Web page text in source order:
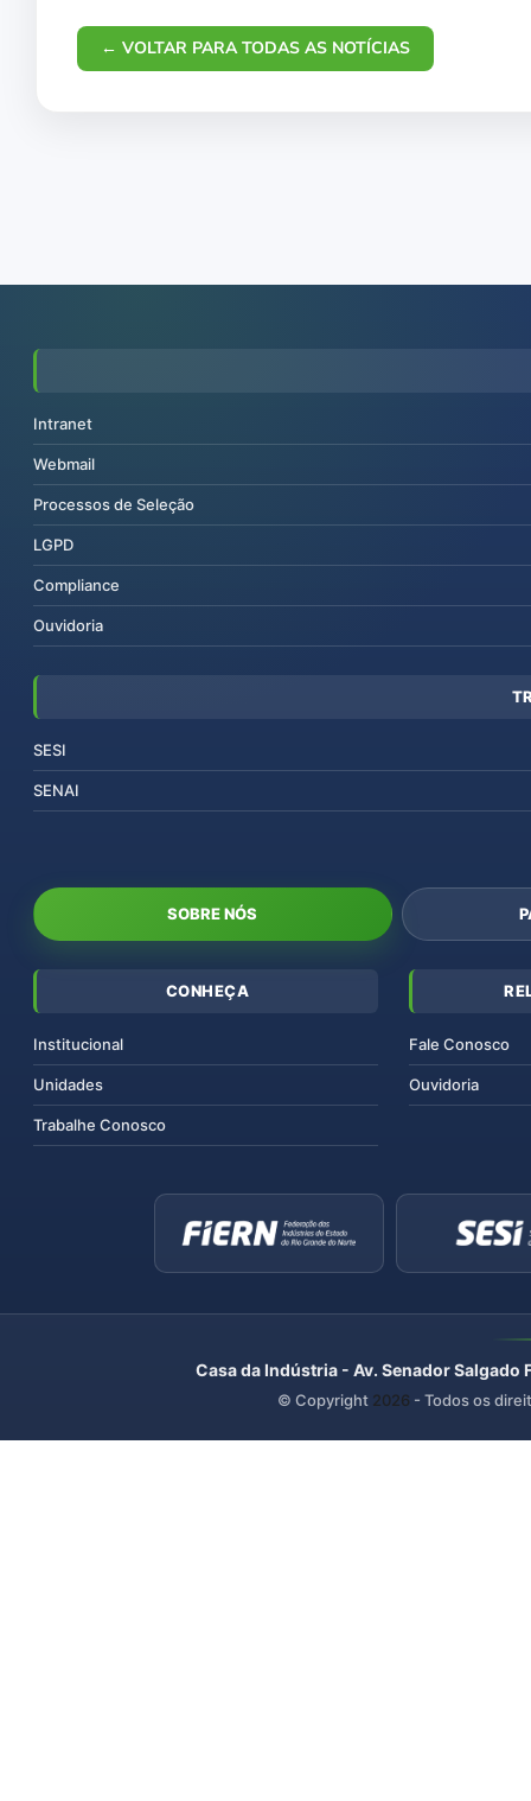
← VOLTAR PARA TODAS AS NOTÍCIAS
Intranet
Webmail
Processos de Seleção
LGPD
Compliance
Ouvidoria
SESI
SENAI
SOBRE NÓS
CONHEÇA
Institucional
Unidades
Trabalhe Conosco
Fale Conosco
Ouvidoria
Casa da Indústria - Av. Senador
© Copyright 2026 - Todos os